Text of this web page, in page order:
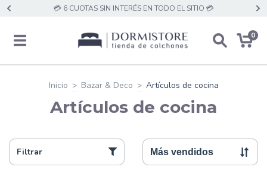
💳 6 CUOTAS SIN INTERÉS EN TODO EL SITIO 💳
0
Inicio > Bazar & Deco > Artículos de cocina
Artículos de cocina
Filtrar